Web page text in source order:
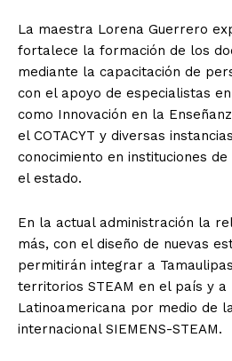
La maestra Lorena Guerrero
fortalece la formación de los
mediante la capacitación de
con el apoyo de especialistas
como Innovación en la
el COTACYT y diversas
conocimiento en instituciones
el estado.
En la actual administración la
más, con el diseño de nuevas
permitirán integrar a
territorios STEAM en el país y a
Latinoamericana por medio de
internacional SIEMENS-STEAM.